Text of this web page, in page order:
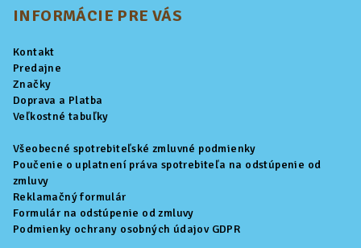
INFORMÁCIE PRE VÁS
Kontakt
Predajne
Značky
Doprava a Platba
Veľkostné tabuľky
Všeobecné spotrebiteľské zmluvné podmienky
Poučenie o uplatnení práva spotrebiteľa na odstúpenie od
zmluvy
Reklamačný formulár
Formulár na odstúpenie od zmluvy
Podmienky ochrany osobných údajov GDPR